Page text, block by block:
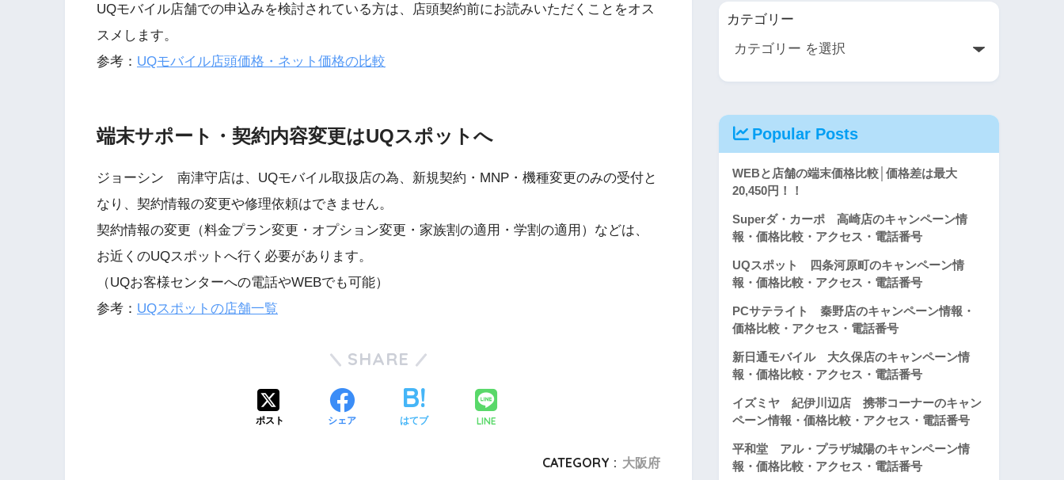
UQモバイル店舗での申込みを検討されている方は、店頭契約前にお読みいただくことをオス
スメします。
参考： UQモバイル店頭価格・ネット価格の比較
端末サポート・契約内容変更はUQスポットへ
ジョーシン 南津守店は、UQモバイル取扱店の為、新規契約・MNP・機種変更のみの受付と
なり、契約情報の変更や修理依頼はできません。
契約情報の変更（料金プラン変更・オプション変更・家族割の適用・学割の適用）などは、
お近くのUQスポットへ行く必要があります。
（UQお客様センターへの電話やWEBでも可能）
参考： UQスポットの店舗一覧
SHARE
ポスト シェア はてブ LINE
CATEGORY : 大阪府
カテゴリー
Popular Posts
WEBと店舗の端末価格比較│価格差は最大
20,450円！！
Superダ・カーポ 高崎店のキャンペーン情
報・価格比較・アクセス・電話番号
UQスポット 四条河原町のキャンペーン情
報・価格比較・アクセス・電話番号
PCサテライト 秦野店のキャンペーン情報・
価格比較・アクセス・電話番号
新日通モバイル 大久保店のキャンペーン情
報・価格比較・アクセス・電話番号
イズミヤ 紀伊川辺店 携帯コーナーのキャン
ペーン情報・価格比較・アクセス・電話番号
平和堂 アル・プラザ城陽のキャンペーン情
報・価格比較・アクセス・電話番号